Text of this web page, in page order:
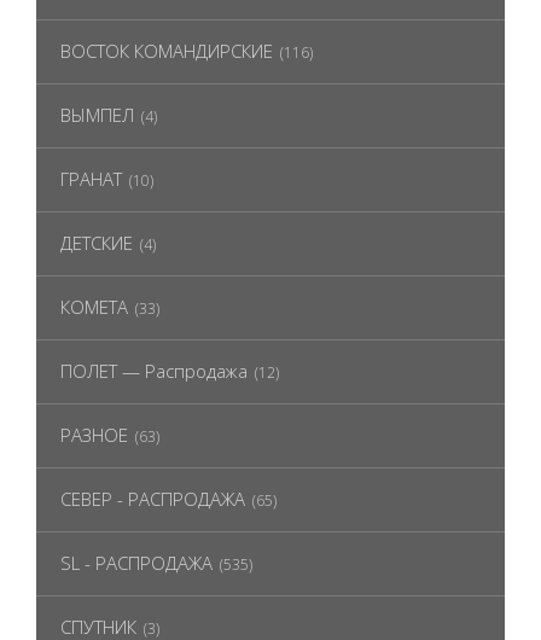
ВОСТОК КОМАНДИРСКИЕ (116)
ВЫМПЕЛ (4)
ГРАНАТ (10)
ДЕТСКИЕ (4)
КОМЕТА (33)
ПОЛЕТ — Распродажа (12)
РАЗНОЕ (63)
СЕВЕР - РАСПРОДАЖА (65)
SL - РАСПРОДАЖА (535)
СПУТНИК (3)